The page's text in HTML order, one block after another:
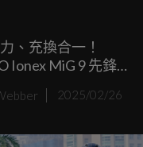
、充換合一！
Ionex MiG 9 先鋒
新純電跑旅 切西
預告三月發表
2025/02/26